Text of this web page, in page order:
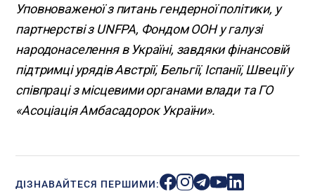
Уповноваженої з питань гендерної політики, у
партнерстві з UNFPA, Фондом ООН у галузі
народонаселення в Україні, завдяки фінансовій
підтримці урядів Австрії, Бельгії, Іспанії, Швеції у
співпраці з місцевими органами влади та ГО
«Асоціація Амбасадорок України».
ДІЗНАВАЙТЕСЯ ПЕРШИМИ: